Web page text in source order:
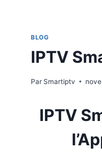
BLOG
IPTV
Par Smartiptv
IPTV